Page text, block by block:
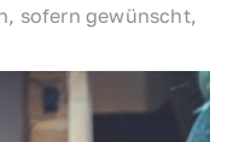
sofern gewünscht,